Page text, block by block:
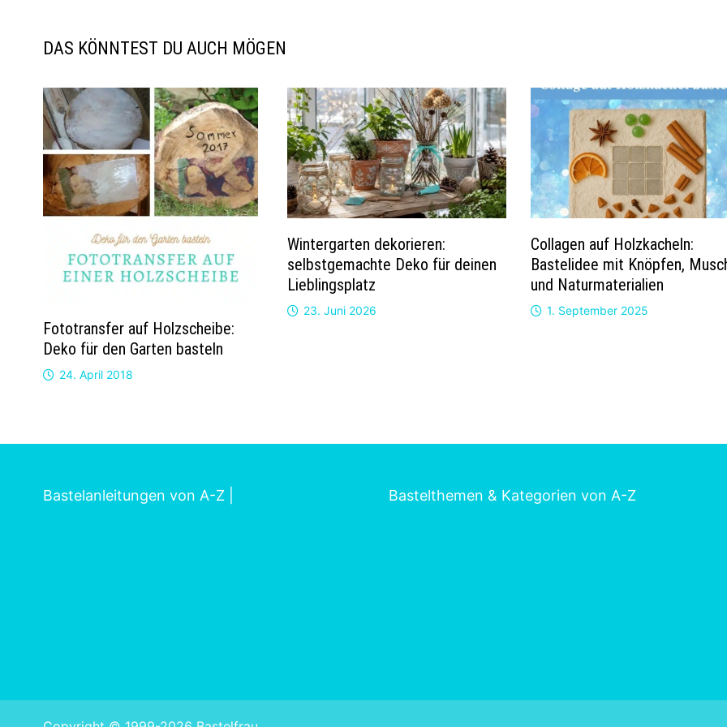
DAS KÖNNTEST DU AUCH MÖGEN
Fototransfer auf Holzscheibe:
Deko für den Garten basteln
24. April 2018
Wintergarten dekorieren:
selbstgemachte Deko für deinen
Lieblingsplatz
23. Juni 2026
Collagen auf Holzkacheln:
Bastelidee mit Knöpfen,
und Naturmaterialien
1. September 2025
Bastelanleitungen von A-Z Bastelthemen & Kategorien von A-Z